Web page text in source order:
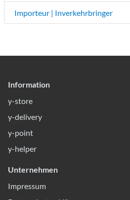
Importeur | Inverkehrbringer
Information
y-store
y-delivery
y-point
y-helper
Unternehmen
Impressum